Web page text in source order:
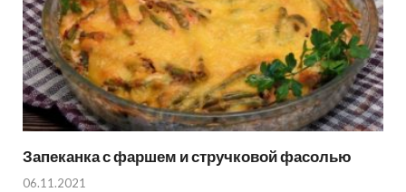
Запеканка с фаршем и стручковой фасолью
06.11.2021